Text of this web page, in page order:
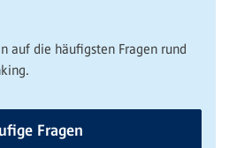
auf die häufigsten Fragen rund
Fragen